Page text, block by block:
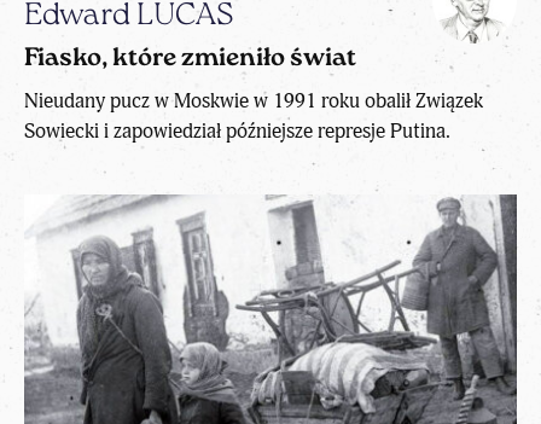
Edward LUCAS
Fiasko, które zmieniło świat
Nieudany pucz w Moskwie w 1991 roku obalił Związek
Sowiecki i zapowiedział późniejsze represje Putina.